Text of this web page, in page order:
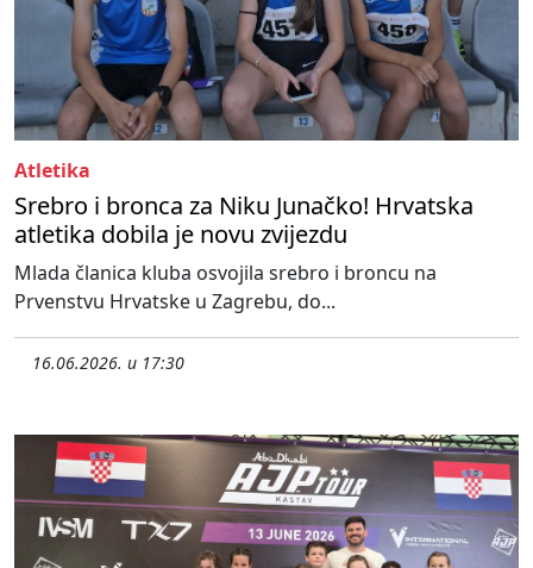
Atletika
Srebro i bronca za Niku Junačko! Hrvatska
atletika dobila je novu zvijezdu
Mlada članica kluba osvojila srebro i broncu na
Prvenstvu Hrvatske u Zagrebu, do...
16.06.2026. u 17:30